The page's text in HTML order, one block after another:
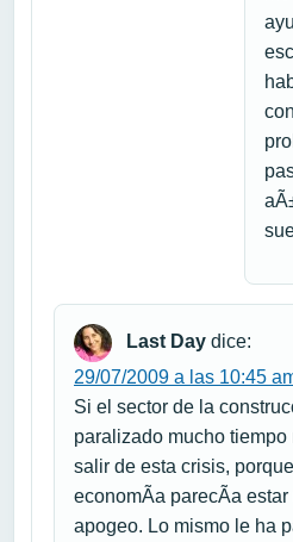
Last Day dice:
29/07/2009 a las 10:45
Si el sector de la
paralizado mucho tiempo
salir de esta crisis,
economÃ­a parecÃ­a estar
apogeo. Lo mismo le ha